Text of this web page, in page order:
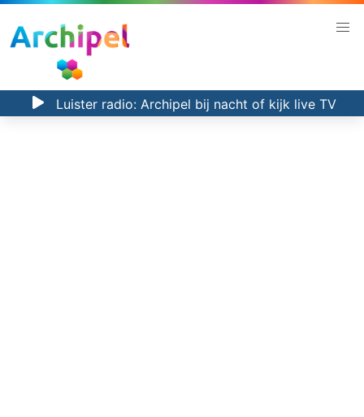
Luister radio: Archipel bij nacht of kijk live TV